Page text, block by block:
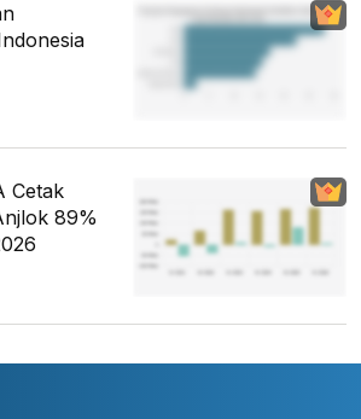
Cetak
89%